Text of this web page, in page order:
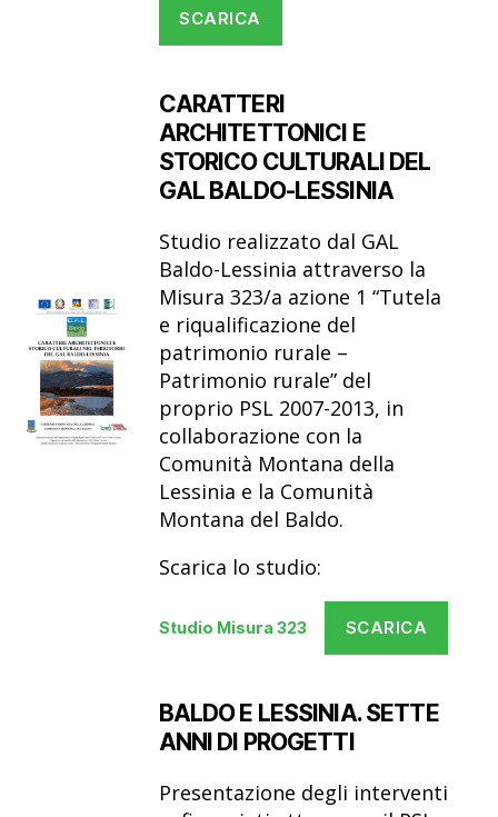
SCARICA
CARATTERI
ARCHITETTONICI E
STORICO CULTURALI DEL
GAL BALDO-LESSINIA
Studio realizzato dal GAL
Baldo-Lessinia attraverso la
Misura 323/a azione 1 “Tutela
e riqualificazione del
patrimonio rurale –
Patrimonio rurale” del
proprio PSL 2007-2013, in
collaborazione con la
Comunità Montana della
Lessinia e la Comunità
Montana del Baldo.
Scarica lo studio:
Studio Misura 323 SCARICA
BALDO E LESSINIA. SETTE
ANNI DI PROGETTI
Presentazione degli interventi